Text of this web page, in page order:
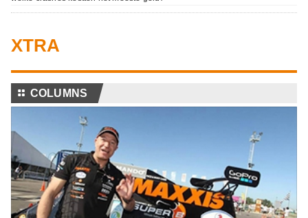
XTRA
⚏ COLUMNS